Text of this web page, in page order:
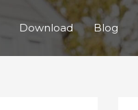
Download Blog